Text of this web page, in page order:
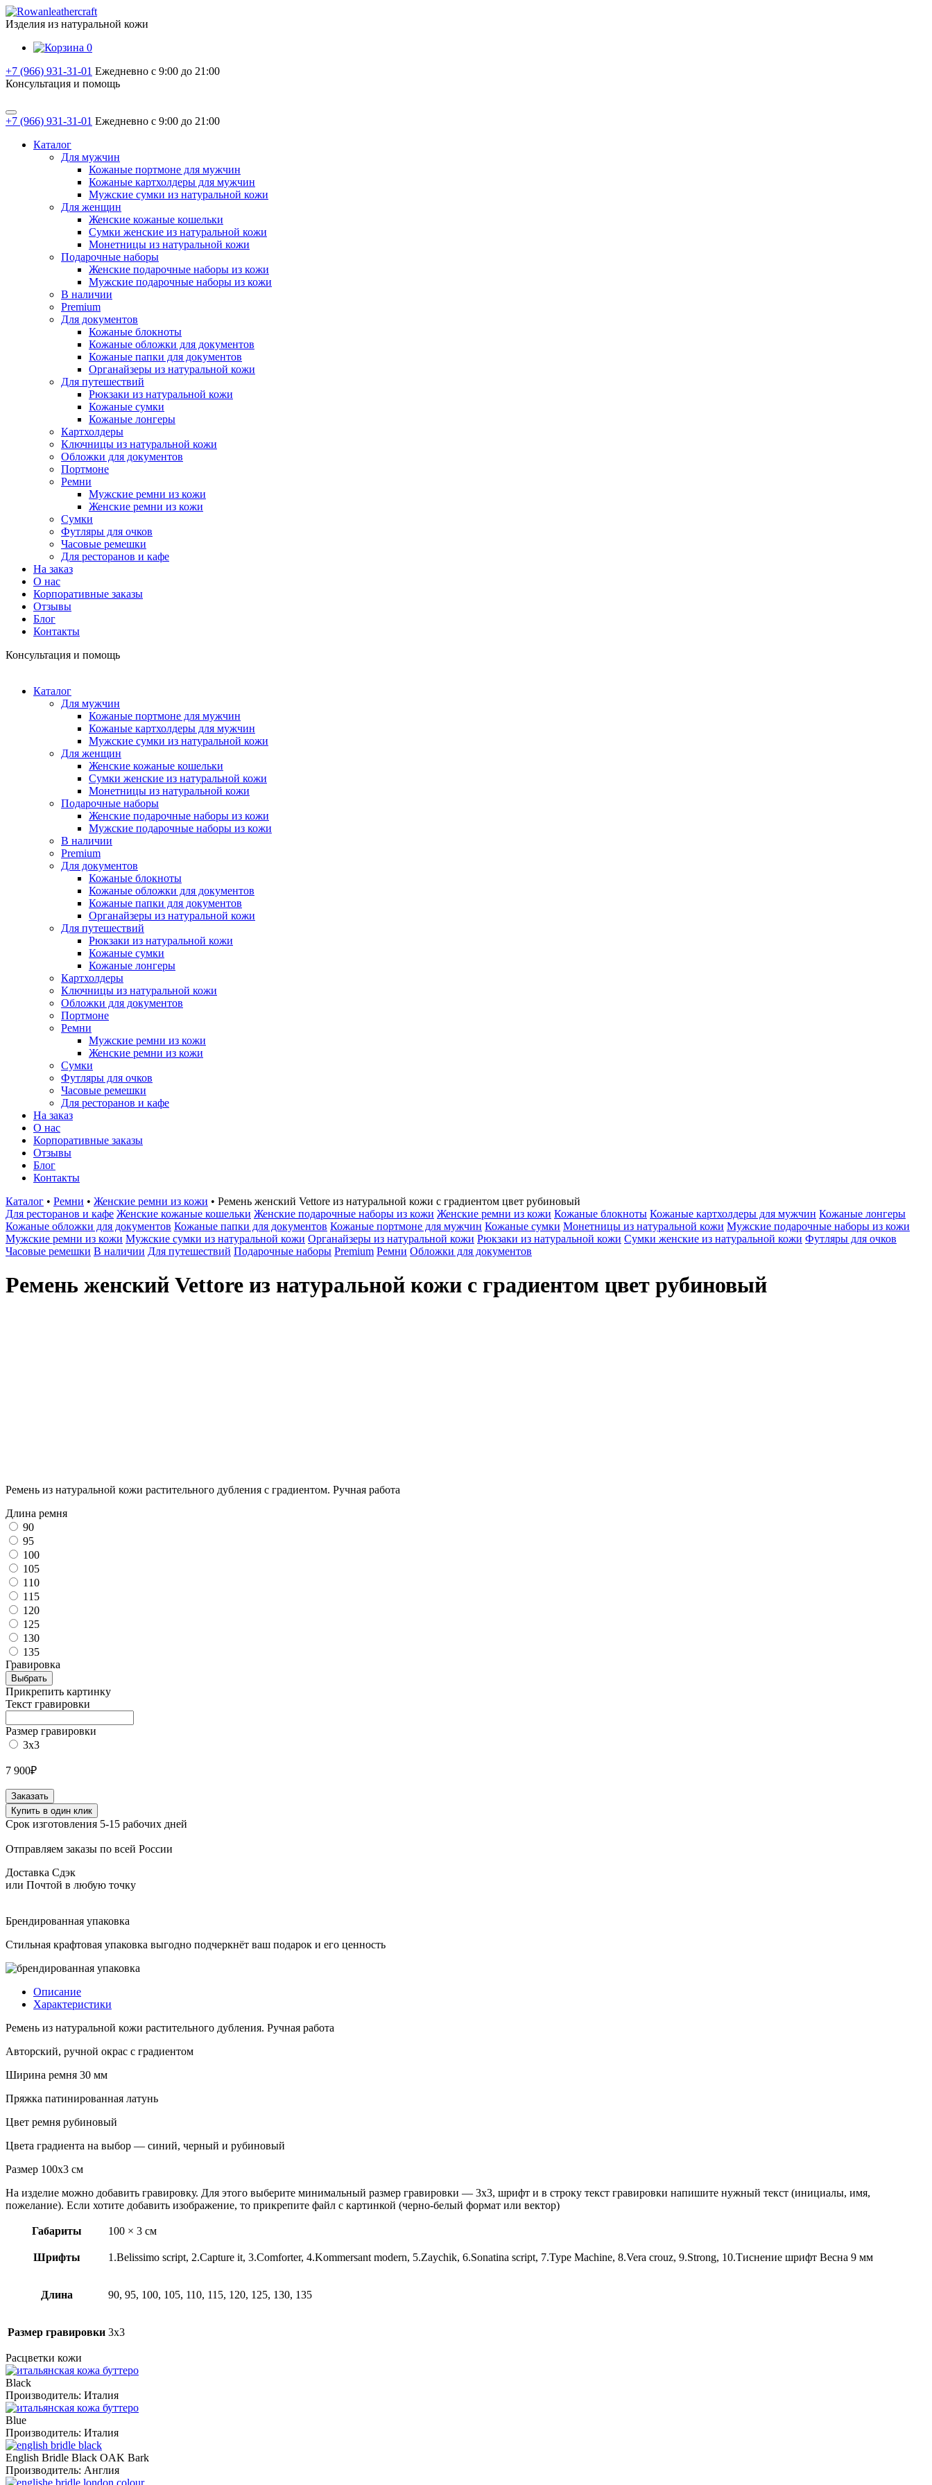
Изделия из натуральной кожи
0
+7 (966) 931-31-01 Ежедневно с 9:00 до 21:00
Консультация и помощь
+7 (966) 931-31-01 Ежедневно с 9:00 до 21:00
Каталог
Для мужчин
Кожаные портмоне для мужчин
Кожаные картхолдеры для мужчин
Мужские сумки из натуральной кожи
Для женщин
Женские кожаные кошельки
Сумки женские из натуральной кожи
Монетницы из натуральной кожи
Подарочные наборы
Женские подарочные наборы из кожи
Мужские подарочные наборы из кожи
В наличии
Premium
Для документов
Кожаные блокноты
Кожаные обложки для документов
Кожаные папки для документов
Органайзеры из натуральной кожи
Для путешествий
Рюкзаки из натуральной кожи
Кожаные сумки
Кожаные лонгеры
Картхолдеры
Ключницы из натуральной кожи
Обложки для документов
Портмоне
Ремни
Мужские ремни из кожи
Женские ремни из кожи
Сумки
Футляры для очков
Часовые ремешки
Для ресторанов и кафе
На заказ
О нас
Корпоративные заказы
Отзывы
Блог
Контакты
Консультация и помощь
Каталог
Для мужчин
Кожаные портмоне для мужчин
Кожаные картхолдеры для мужчин
Мужские сумки из натуральной кожи
Для женщин
Женские кожаные кошельки
Сумки женские из натуральной кожи
Монетницы из натуральной кожи
Подарочные наборы
Женские подарочные наборы из кожи
Мужские подарочные наборы из кожи
В наличии
Premium
Для документов
Кожаные блокноты
Кожаные обложки для документов
Кожаные папки для документов
Органайзеры из натуральной кожи
Для путешествий
Рюкзаки из натуральной кожи
Кожаные сумки
Кожаные лонгеры
Картхолдеры
Ключницы из натуральной кожи
Обложки для документов
Портмоне
Ремни
Мужские ремни из кожи
Женские ремни из кожи
Сумки
Футляры для очков
Часовые ремешки
Для ресторанов и кафе
На заказ
О нас
Корпоративные заказы
Отзывы
Блог
Контакты
Каталог • Ремни • Женские ремни из кожи • Ремень женский Vettore из натуральной кожи с градиентом цвет рубиновый
Для ресторанов и кафе Женские кожаные кошельки Женские подарочные наборы из кожи Женские ремни из кожи Кожаные блокноты Кожаные картхолдеры для мужчин Кожаные лонгеры
Кожаные обложки для документов Кожаные папки для документов Кожаные портмоне для мужчин Кожаные сумки Монетницы из натуральной кожи Мужские подарочные наборы из кожи
Мужские ремни из кожи Мужские сумки из натуральной кожи Органайзеры из натуральной кожи Рюкзаки из натуральной кожи Сумки женские из натуральной кожи Футляры для очков
Часовые ремешки В наличии Для путешествий Подарочные наборы Premium Ремни Обложки для документов
Ремень женский Vettore из натуральной кожи с градиентом цвет рубиновый
Ремень из натуральной кожи растительного дубления с градиентом. Ручная работа
Длина ремня
90
95
100
105
110
115
120
125
130
135
Гравировка
Выбрать
Прикрепить картинку
Текст гравировки
Размер гравировки
3х3
7 900₽
Количество
товара
Ремень
женский
Vettore
из
натуральной
кожи
цвет
Заказать
Купить в один клик
Срок изготовления 5-15 рабочих дней
Отправляем заказы по всей России
Доставка Сдэк
или Почтой в любую точку
Брендированная упаковка
Стильная крафтовая упаковка выгодно подчеркнёт ваш подарок и его ценность
Описание
Характеристики
Ремень из натуральной кожи растительного дубления. Ручная работа
Авторский, ручной окрас с градиентом
Ширина ремня 30 мм
Пряжка патинированная латунь
Цвет ремня рубиновый
Цвета градиента на выбор — синий, черный и рубиновый
Размер 100х3 см
На изделие можно добавить гравировку. Для этого выберите минимальный размер гравировки — 3х3, шрифт и в строку текст гравировки напишите нужный текст (инициалы, имя,
пожелание). Если хотите добавить изображение, то прикрепите файл с картинкой (черно-белый формат или вектор)
Габариты 100 × 3 см
Шрифты 1.Belissimo script, 2.Capture it, 3.Comforter, 4.Kommersant modern, 5.Zaychik, 6.Sonatina script, 7.Type Machine, 8.Vera crouz, 9.Strong, 10.Тиснение шрифт Весна 9 мм
Длина 90, 95, 100, 105, 110, 115, 120, 125, 130, 135
Размер гравировки 3х3
Расцветки кожи
Black
Производитель: Италия
Blue
Производитель: Италия
English Bridle Black OAK Bark
Производитель: Англия